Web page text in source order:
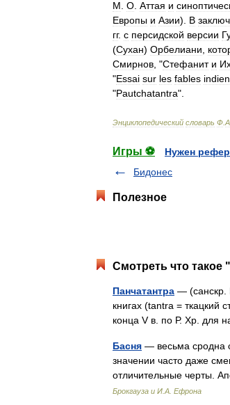
М О Аттая и
Европы и Азии). В
гг. с персидской версии
(Сухан) Орбелиани
Смирнов , "Стефанит и
"Essai sur les fables
"Pautchatantra".
Энциклопедический словарь Ф А
Игры ⚽
Нужен
Бидонес
Полезное
Смотреть что такое
Панчатантра — (санскр.
книгах (tantra = ткацкий
конца V в. по Р. Хр. для
Басня — весьма сродна
значении часто даже
отличительные черты.
Брокгауза и И.А. Ефрона